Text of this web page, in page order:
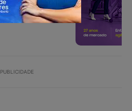
PUBLICIDADE